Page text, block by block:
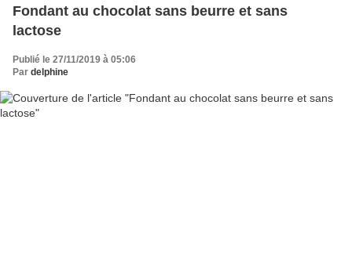
Fondant au chocolat sans beurre et sans
lactose
Publié le 27/11/2019 à 05:06
Par delphine